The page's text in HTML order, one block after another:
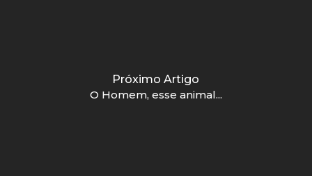
Próximo Artigo
O Homem, esse animal...